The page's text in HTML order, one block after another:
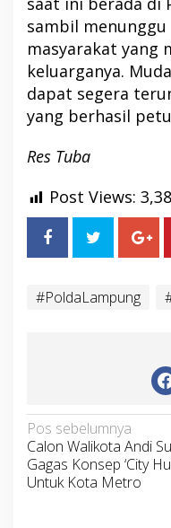
sambil
masyarakat yang
keluarganya.
dapat segera
yang berhasil
Res Tuba
Post Views:
#PoldaLampung
Navigasi
pos
Pos sebelumnya
Calon Walikota Andi
Gagas Konsep ‘City
Untuk Kota Metro